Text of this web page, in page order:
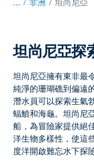
坦尚尼亞探
坦尚尼亞擁有東非最
純淨的珊瑚礁到偏遠
潛水員可以探索生氣
蝠鱝和海龜。坦尚尼
船，為冒險家提供絕
洋生物多樣性，使這
度洋開啟難忘水下探